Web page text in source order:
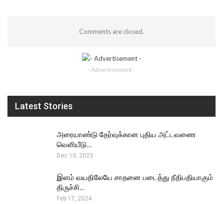
Comments are closed.
- Advertisement -
Latest Stories
அரையாண்டு தேர்வுக்கான புதிய அட்டவணை
வெளியீடு…
Dec 10, 2023
இளம் வயதிலேயே சாதனை படைத்து நீதிபதியாகும்
திருச்சி…
Feb 17, 2024